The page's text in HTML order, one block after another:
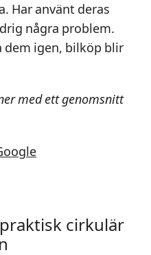
Har använt deras
några problem.
dem igen, bilköp blir
med ett genomsnitt
cirkulär